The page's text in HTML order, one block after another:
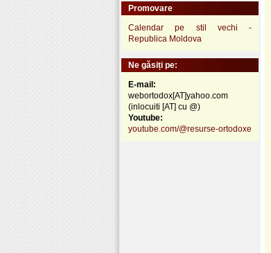
Promovare
Calendar pe stil vechi -
Republica Moldova
Ne găsiți pe:
E-mail:
webortodox[AT]yahoo.com
(inlocuiti [AT] cu @)
Youtube:
youtube.com/@resurse-ortodoxe